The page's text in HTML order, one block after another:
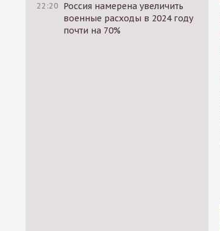
22:20 Россия намерена увеличить
военные расходы в 2024 году
почти на 70%